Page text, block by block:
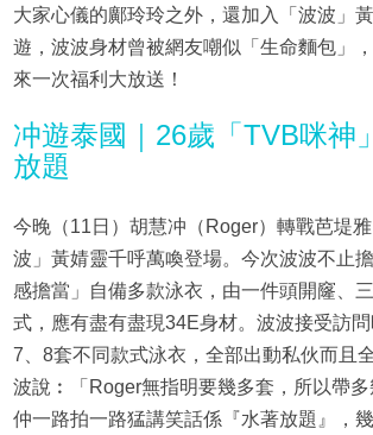
大家心儀的鄺玲玲之外，還加入「波波」
遊，波波身材曾被網友嘲似「生命麵包」
來一次福利大放送！
冲遊泰國｜26歲「TVB咪神
放題
今晚（11日）胡慧冲（Roger）轉戰芭堤
波」黃婧靈千呼萬喚登場。今次波波不止
感擔當」自備多款泳衣，由一件頭開窿、
式，應有盡有盡現34E身材。波波接受訪
7、8套不同款式泳衣，全部出動私伙而且
波說︰「Roger無指明要幾多套，所以帶
仲一路拍一路猛講笑話係『水著放題』，幾